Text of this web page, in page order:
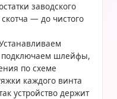
заводского
— до чистого
подключаем шлейфы,
по схеме
каждого винта
устройство держит